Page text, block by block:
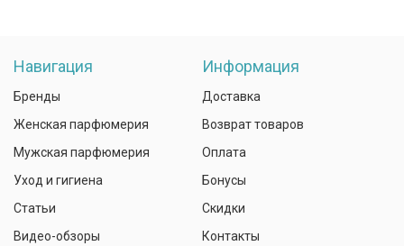
Навигация
Бренды
Женская парфюмерия
Мужская парфюмерия
Уход и гигиена
Статьи
Видео-обзоры
Информация
Доставка
Возврат товаров
Оплата
Бонусы
Скидки
Контакты